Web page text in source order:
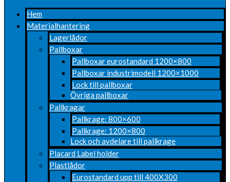
Hem
Materialhantering
Lagerlådor
Pallboxar
Pallboxar eurostandard 1200×800
Pallboxar industrimodell 1200×1000
Lock till pallboxar
Övriga pallboxar
Pallkragar
Pallkrage: 800×600
Pallkrage: 1200×800
Lock och avdelare till pallkrage
Placard Label holder
Plastlådor
Eurostandard upp till 400X300